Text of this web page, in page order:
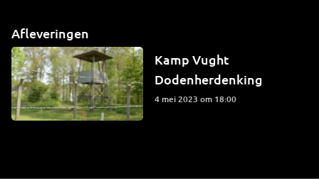
Afleveringen
Kamp Vught
Dodenherdenking
4 mei 2023 om 18:00